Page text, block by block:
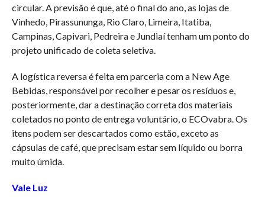
circular. A previsão é que, até o final do ano, as lojas de
Vinhedo, Pirassununga, Rio Claro, Limeira, Itatiba,
Campinas, Capivari, Pedreira e Jundiaí tenham um ponto do
projeto unificado de coleta seletiva.
A logística reversa é feita em parceria com a New Age
Bebidas, responsável por recolher e pesar os resíduos e,
posteriormente, dar a destinação correta dos materiais
coletados no ponto de entrega voluntário, o ECOvabra. Os
itens podem ser descartados como estão, exceto as
cápsulas de café, que precisam estar sem líquido ou borra
muito úmida.
Vale Luz